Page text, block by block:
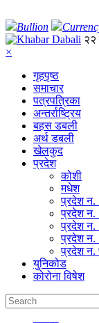
Bullion
२२
×
गृहपृष्‍ठ
समाचार
पत्रपत्रिका
अन्तर्राष्ट्रिय
बहस डबली
अर्थ डबली
खेलकुद
प्रदेश
कोशी
मधेश
प्रदेश न.
प्रदेश न.
प्रदेश न.
प्रदेश न.
प्रदेश न.
युनिकोड
कोरोना विषेश